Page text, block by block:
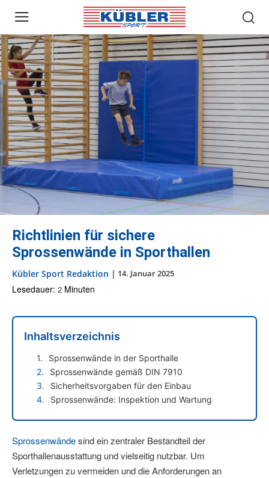
Richtlinien für sichere
Sprossenwände in Sporthallen
Kübler Sport Redaktion | 14. Januar 2025
Lesedauer: 2 Minuten
Inhaltsverzeichnis
Sprossenwände in der Sporthalle
Sprossenwände gemäß DIN 7910
Sicherheitsvorgaben für den Einbau
Sprossenwände: Inspektion und Wartung
Sprossenwändesind ein zentraler Bestandteil der
Sporthallenausstattung und vielseitig nutzbar. Um
Verletzungen zu vermeiden und die Anforderungen an